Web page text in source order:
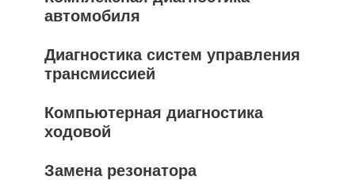
автомобиля
Диагностика систем управления
трансмиссией
Компьютерная диагностика
ходовой
Замена резонатора